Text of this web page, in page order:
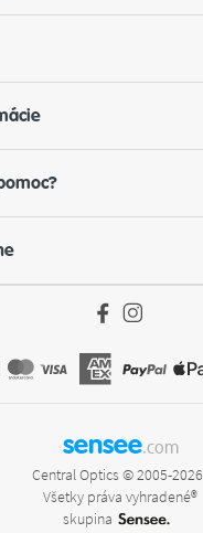
sensee.com
Central Optics © 2005-2026
Všetky práva vyhradené®
skupina